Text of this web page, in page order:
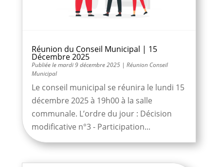
Réunion du Conseil Municipal | 15
Décembre 2025
mardi 9 décembre 2025| Réunion Conseil
Municipal
Le conseil municipal se réunira le lundi 15
décembre 2025 à 19h00 à la salle
communale. L’ordre du jour : Décision
modificative n°3 - Participation...